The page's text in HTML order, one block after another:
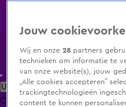
Uitzending Gemist Populaire
ClipsFilmsRadioSmart TV
Jouw
Wij en onze28 partners
technieken om informatie te
van onze website(s), jouw
„Alle cookies accepteren”
trackingtechnologieën
content te kunnen